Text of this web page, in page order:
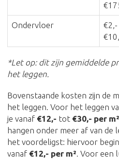
Ondervloer
*Let op: dit zijn gemiddelde
het leggen.
Bovenstaande kosten zijn de
het leggen. Voor het leggen
je vanaf €12,- tot €30,- per m²
hangen onder meer af van de
het voordeligst: hiervoor
vanaf €12,- per m². Voor een